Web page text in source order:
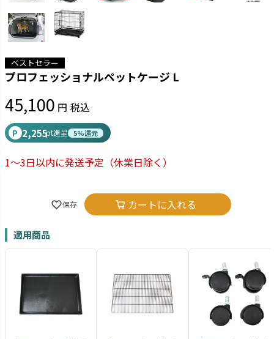
ベストセラー
プロフェッショナルペットケージ L
45,100 税込
P 2,255pt進呈 5%還元
1～3日以内に発送予定 （休業日除く）
カートに入れる
適用商品